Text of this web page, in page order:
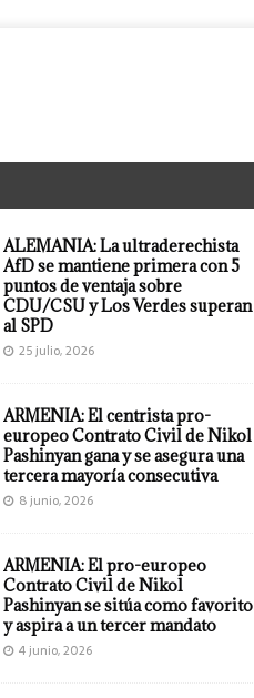
ALEMANIA: La ultraderechista
AfD se mantiene primera con 5
puntos de ventaja sobre
CDU/CSU y Los Verdes superan
al SPD
25 julio, 2026
ARMENIA: El centrista pro-
europeo Contrato Civil de Nikol
Pashinyan gana y se asegura una
tercera mayoría consecutiva
8 junio, 2026
ARMENIA: El pro-europeo
Contrato Civil de Nikol
Pashinyan se sitúa como favorito
y aspira a un tercer mandato
4 junio, 2026